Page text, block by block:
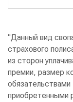
"Данный вид
страхового
из сторон
премии, размер
приобретенными